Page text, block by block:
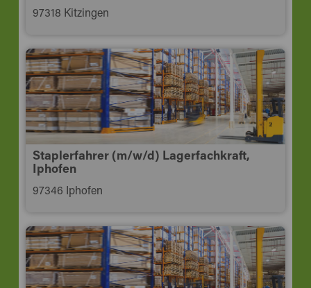
97318 Kitzingen
Staplerfahrer (m/w/d) Lagerfachkraft,
Iphofen
97346 Iphofen